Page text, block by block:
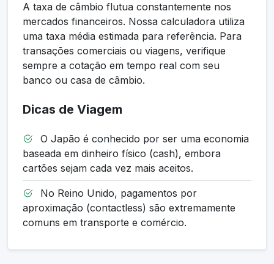
A taxa de câmbio flutua constantemente nos
mercados financeiros. Nossa calculadora utiliza
uma taxa média estimada para referência. Para
transações comerciais ou viagens, verifique
sempre a cotação em tempo real com seu
banco ou casa de câmbio.
Dicas de Viagem
O Japão é conhecido por ser uma economia
baseada em dinheiro físico (cash), embora
cartões sejam cada vez mais aceitos.
No Reino Unido, pagamentos por
aproximação (contactless) são extremamente
comuns em transporte e comércio.